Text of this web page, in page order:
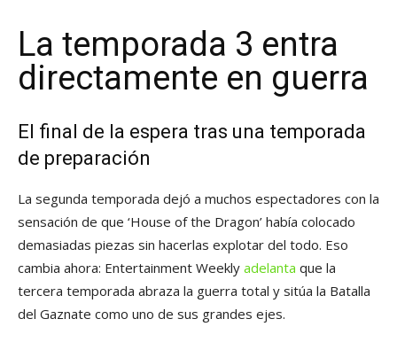
La temporada 3 entra
directamente en guerra
El final de la espera tras una temporada
de preparación
La segunda temporada dejó a muchos espectadores con la
sensación de que ‘House of the Dragon’ había colocado
demasiadas piezas sin hacerlas explotar del todo. Eso
cambia ahora: Entertainment Weekly adelanta que la
tercera temporada abraza la guerra total y sitúa la Batalla
del Gaznate como uno de sus grandes ejes.